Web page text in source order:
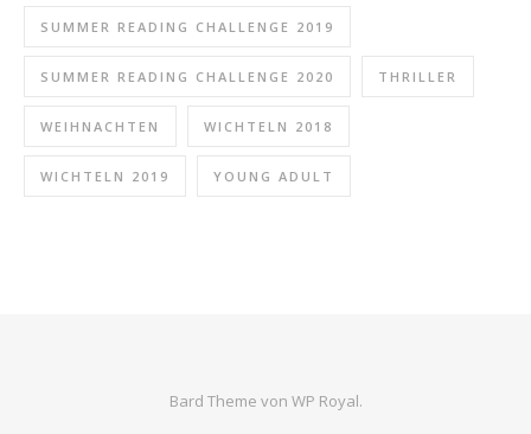
SUMMER READING CHALLENGE 2019
SUMMER READING CHALLENGE 2020 THRILLER
WEIHNACHTEN WICHTELN 2018
WICHTELN 2019 YOUNG ADULT
Bard Theme von WP Royal.